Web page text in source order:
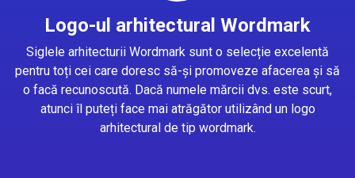
Logo-ul arhitectural Wordmark
Siglele arhitecturii Wordmark sunt o selecție excelentă
pentru toți cei care doresc să-și promoveze afacerea și să
o facă recunoscută. Dacă numele mărcii dvs. este scurt,
atunci îl puteți face mai atrăgător utilizând un logo
arhitectural de tip wordmark.